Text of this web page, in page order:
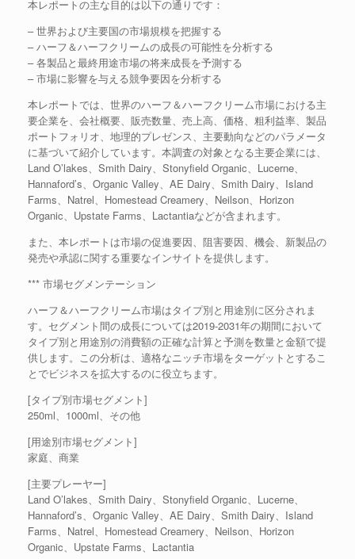
本レポートの主な目的は以下の通りです：
– 世界および主要国の市場規模を把握する
– ハーフ＆ハーフクリームの成長の可能性を分析する
– 各製品と最終用途市場の将来成長を予測する
– 市場に影響を与える競争要因を分析する
本レポートでは、世界のハーフ＆ハーフクリーム市場における主
要企業を、会社概要、販売数量、売上高、価格、粗利益率、製品
ポートフォリオ、地理的プレゼンス、主要動向などのパラメータ
に基づいて紹介しています。本調査の対象となる主要企業には、
Land O’lakes、Smith Dairy、Stonyfield Organic、Lucerne、
Hannaford’s、Organic Valley、AE Dairy、Smith Dairy、Island
Farms、Natrel、Homestead Creamery、Neilson、Horizon
Organic、Upstate Farms、Lactantiaなどが含まれます。
また、本レポートは市場の促進要因、阻害要因、機会、新製品の
発売や承認に関する重要なインサイトを提供します。
*** 市場セグメンテーション
ハーフ＆ハーフクリーム市場はタイプ別と用途別に区分されま
す。セグメント間の成長については2019-2031年の期間において
タイプ別と用途別の消費額の正確な計算と予測を数量と金額で提
供します。この分析は、適格なニッチ市場をターゲットとするこ
とでビジネスを拡大するのに役立ちます。
[タイプ別市場セグメント]
250ml、1000ml、その他
[用途別市場セグメント]
家庭、商業
[主要プレーヤー]
Land O’lakes、Smith Dairy、Stonyfield Organic、Lucerne、
Hannaford’s、Organic Valley、AE Dairy、Smith Dairy、Island
Farms、Natrel、Homestead Creamery、Neilson、Horizon
Organic、Upstate Farms、Lactantia